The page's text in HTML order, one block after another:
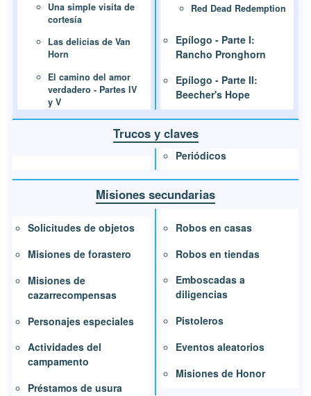
Una simple visita de
cortesía
Las delicias de Van
Horn
El camino del amor
verdadero - Partes IV
y V
Red Dead Redemption
Epílogo - Parte I:
Rancho Pronghorn
Epílogo - Parte II:
Beecher's Hope
Trucos y claves
Periódicos
Misiones secundarias
Solicitudes de objetos
Misiones de forastero
Misiones de
cazarrecompensas
Personajes especiales
Actividades del
campamento
Préstamos de usura
Robos en casas
Robos en tiendas
Emboscadas a
diligencias
Pistoleros
Eventos aleatorios
Misiones de Honor